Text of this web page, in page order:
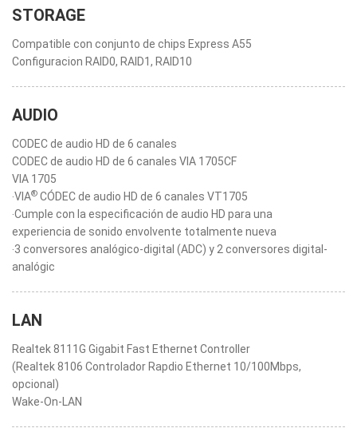
STORAGE
Compatible con conjunto de chips Express A55
Configuracion RAID0, RAID1, RAID10
AUDIO
CODEC de audio HD de 6 canales
CODEC de audio HD de 6 canales VIA 1705CF
VIA 1705
‧VIA® CÓDEC de audio HD de 6 canales VT1705
‧Cumple con la especificación de audio HD para una
experiencia de sonido envolvente totalmente nueva
‧3 conversores analógico-digital (ADC) y 2 conversores digital-
analógic
LAN
Realtek 8111G Gigabit Fast Ethernet Controller
(Realtek 8106 Controlador Rapdio Ethernet 10/100Mbps,
opcional)
Wake-On-LAN